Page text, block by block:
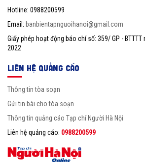
Hotline: 0988200599
Email: banbientapnguoihanoi@gmail.com
Giấy phép hoạt động báo chí số: 359/ GP - BTTTT
2022
LIÊN HỆ QUẢNG CÁO
Thông tin tòa soạn
Gửi tin bài cho tòa soạn
Thông tin quảng cáo Tạp chí Người Hà Nội
Liên hệ quảng cáo: 0988200599